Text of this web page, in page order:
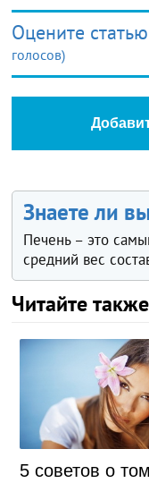
Оцените
голосов)
Знаете ли
Печень – это
средний вес
Читайте также
5 советов о